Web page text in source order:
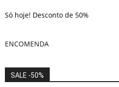
Só hoje! Desconto de 50%
ENCOMENDA
SALE -50%